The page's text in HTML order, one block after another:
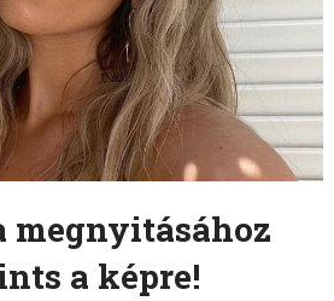
megnyitásához
a képre!